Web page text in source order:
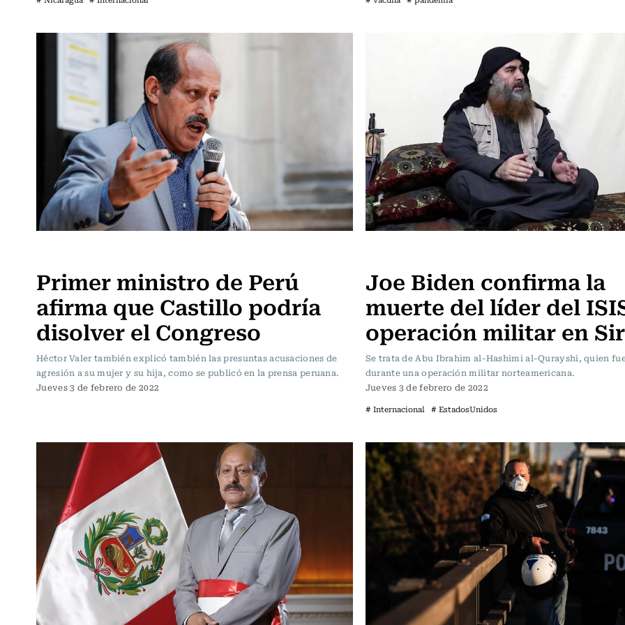
Primer ministro de Perú
afirma que Castillo podría
disolver el Congreso
Héctor Valer también explicó también las presuntas acusaciones de
agresión a su mujer y su hija, como se publicó en la prensa peruana.
Jueves 3 de febrero de 2022
Joe Biden confirma la
muerte del líder del
operación militar en
Se trata de Abu Ibrahim al-Hashimi al-Qurayshi, quien
durante una operación militar norteamericana.
Jueves 3 de febrero de 2022
# Internacional # EstadosUnidos